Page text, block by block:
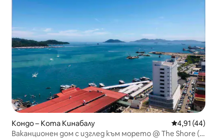
Кондо – Кота Кинабалу Средна
4,91 (44)
Ваканционен дом с изглед към морето @ The Shore (2